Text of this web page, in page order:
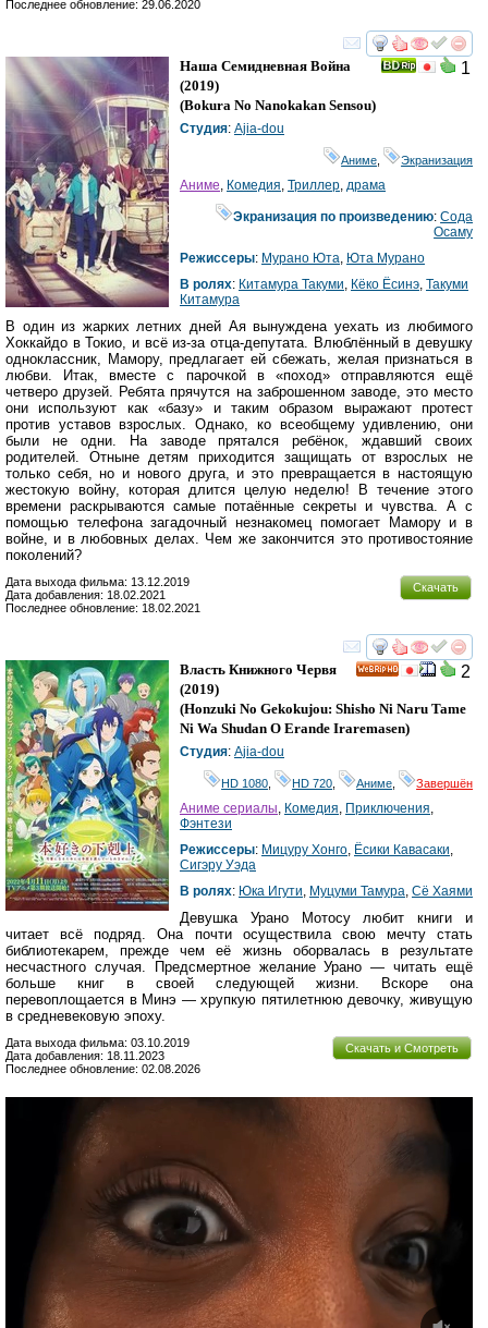
Последнее обновление: 29.06.2020
смотреть
1
Наша Семидневная Война
(2019)
(Bokura No Nanokakan Sensou)
Студия: Ajia-dou
Аниме Экранизация
Аниме, Комедия, Триллер, драма
Экранизация по произведению:Сода
Осаму
Режиссеры: Мурано Юта, Юта Мурано
В ролях: Китамура Такуми, Кёко Ёсинэ, Такуми
Китамура
В один из жарких летних дней Ая вынуждена уехать из любимого
Хоккайдо в Токио, и всё из-за отца-депутата. Влюблённый в девушку
одноклассник, Мамору, предлагает ей сбежать, желая признаться в
любви. Итак, вместе с парочкой в «поход» отправляются ещё
четверо друзей. Ребята прячутся на заброшенном заводе, это место
они используют как «базу» и таким образом выражают протест
против уставов взрослых. Однако, ко всеобщему удивлению, они
были не одни. На заводе прятался ребёнок, ждавший своих
родителей. Отныне детям приходится защищать от взрослых не
только себя, но и нового друга, и это превращается в настоящую
жестокую войну, которая длится целую неделю! В течение этого
времени раскрываются самые потаённые секреты и чувства. А с
помощью телефона загадочный незнакомец помогает Мамору и в
войне, и в любовных делах. Чем же закончится это противостояние
поколений?
Скачать
Дата выхода фильма: 13.12.2019
Дата добавления: 18.02.2021
Последнее обновление: 18.02.2021
смотреть
2
Власть Книжного Червя
(2019)
(Honzuki No Gekokujou: Shisho Ni Naru Tame
Ni Wa Shudan O Erande Iraremasen)
Студия: Ajia-dou
HD 1080 HD 720 Аниме Завершён
Аниме сериалы, Комедия, Приключения,
Фэнтези
Режиссеры: Мицуру Хонго, Ёсики Кавасаки,
Сигэру Уэда
В ролях: Юка Игути, Муцуми Тамура, Сё Хаями
Девушка Урано Мотосу любит книги и
читает всё подряд. Она почти осуществила свою мечту стать
библиотекарем, прежде чем её жизнь оборвалась в результате
несчастного случая. Предсмертное желание Урано — читать ещё
больше книг в своей следующей жизни. Вскоре она
перевоплощается в Минэ — хрупкую пятилетнюю девочку, живущую
в средневековую эпоху.
Скачать и Смотреть
Дата выхода фильма: 03.10.2019
Дата добавления: 18.11.2023
Последнее обновление: 02.08.2026